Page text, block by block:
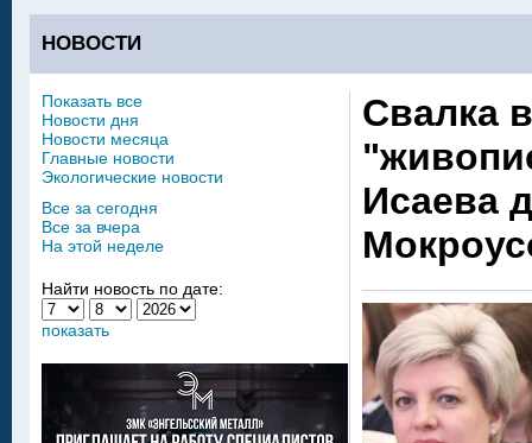
НОВОСТИ
Свалка
Исаева
Показать все
Новости дня
Новости месяца
Главные новости
Экологические новости
Все за сегодня
Все за вчера
На этой неделе
Найти новость по дате:
показать